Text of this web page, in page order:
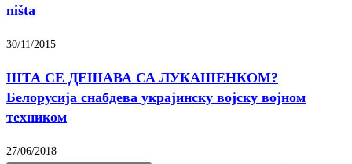
ništa
30/11/2015
ШТА СЕ ДЕШАВА СА ЛУКАШЕНКОМ?
Белорусија снабдева украјинску војску војном
техником
27/06/2018